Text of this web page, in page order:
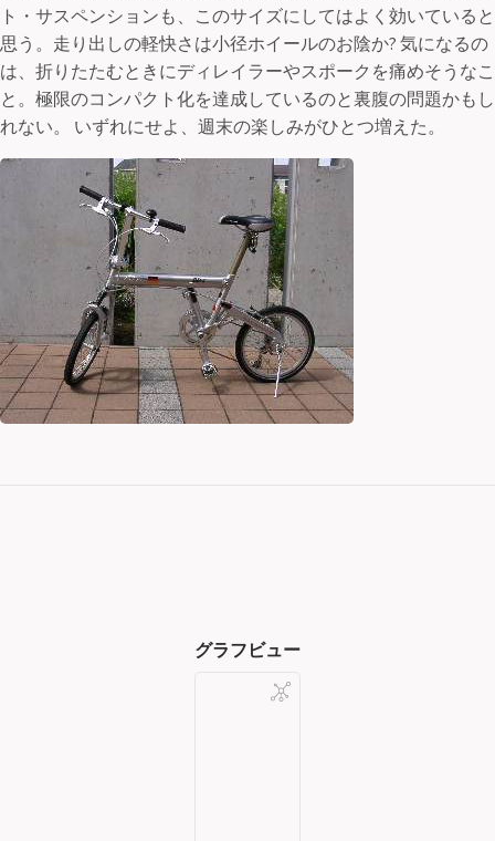
ト・サスペンションも、このサイズにしてはよく効いていると
思う。走り出しの軽快さは小径ホイールのお陰か? 気になるの
は、折りたたむときにディレイラーやスポークを痛めそうなこ
と。極限のコンパクト化を達成しているのと裏腹の問題かもし
れない。 いずれにせよ、週末の楽しみがひとつ増えた。
グラフビュー